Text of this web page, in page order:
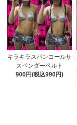
キラキラスパンコールサ
スペンダーベルト
900円(税込990円)